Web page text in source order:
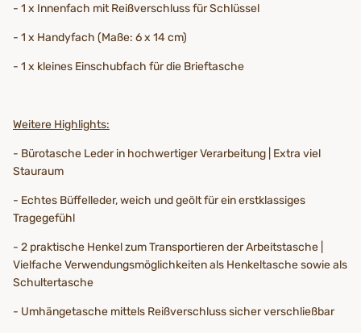
- 1 x Innenfach mit Reißverschluss für Schlüssel
- 1 x Handyfach (Maße: 6 x 14 cm)
- 1 x kleines Einschubfach für die Brieftasche
Weitere Highlights:
- Bürotasche Leder in hochwertiger Verarbeitung | Extra viel
Stauraum
- Echtes Büffelleder, weich und geölt für ein erstklassiges
Tragegefühl
- 2 praktische Henkel zum Transportieren der Arbeitstasche |
Vielfache Verwendungsmöglichkeiten als Henkeltasche sowie als
Schultertasche
- Umhängetasche mittels Reißverschluss sicher verschließbar